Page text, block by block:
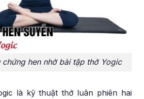
chứng hen nhờ bài tập thở Yogic
là kỹ thuật thở luân phiên hai